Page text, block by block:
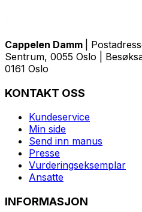
Cappelen Damm
|
Sentrum, 0055 Oslo |
0161 Oslo
KONTAKT OSS
Kundeservice
Min side
Send inn manus
Presse
Vurderingseksemplar
Ansatte
INFORMASJON